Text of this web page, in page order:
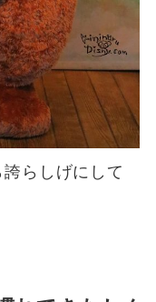
らしげにして